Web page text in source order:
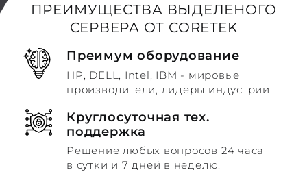
ПРЕИМУЩЕСТВА ВЫДЕЛЕНОГО
СЕРВЕРА ОТ CORETEK
Преимум оборудование
HP, DELL, Intel, IBM - мировые
производители, лидеры индустрии.
Круглосуточная тех.
поддержка
Решение любых вопросов 24 часа
в сутки и 7 дней в неделю.